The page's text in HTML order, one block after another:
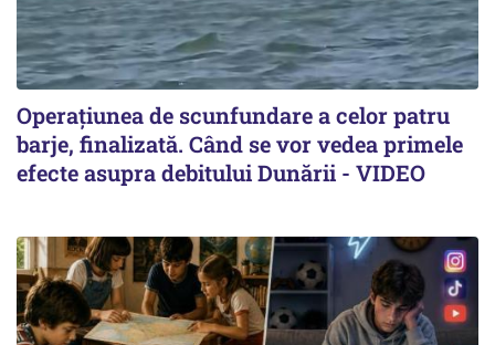
Operațiunea de scunfundare a celor patru
barje, finalizată. Când se vor vedea primele
efecte asupra debitului Dunării - VIDEO